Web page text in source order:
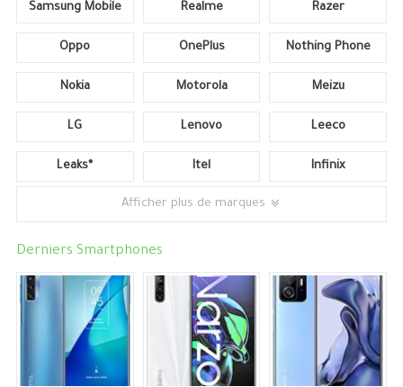
Samsung Mobile Realme Razer
Oppo OnePlus Nothing Phone
Nokia Motorola Meizu
LG Lenovo Leeco
Leaks* Itel Infinix
Afficher plus de marques
Derniers Smartphones